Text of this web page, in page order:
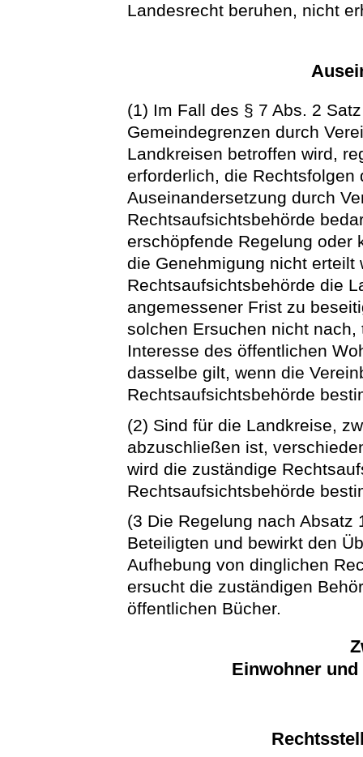
Landesrecht beruhen, nicht
(1) Im Fall des § 7 Abs. 2
Gemeindegrenzen durch
Landkreisen betroffen wird,
erforderlich, die Rechtsfolgen
Auseinandersetzung durch
Rechtsaufsichtsbehörde
erschöpfende Regelung oder
die Genehmigung nicht erteilt
Rechtsaufsichtsbehörde die
angemessener Frist zu
solchen Ersuchen nicht
Interesse des öffentlichen
dasselbe gilt, wenn die
Rechtsaufsichtsbehörde
(2) Sind für die Landkreise,
abzuschließen ist,
wird die zuständige
Rechtsaufsichtsbehörde
(3 Die Regelung nach Absatz
Beteiligten und bewirkt den
Aufhebung von dinglichen
ersucht die zuständigen
öffentlichen Bücher.
Einwohner